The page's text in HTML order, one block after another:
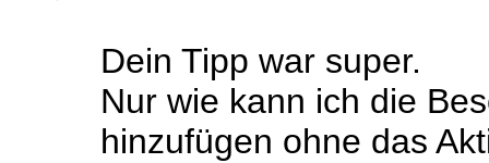
Dein Tipp war super.
Nur wie kann ich die
hinzufügen ohne das